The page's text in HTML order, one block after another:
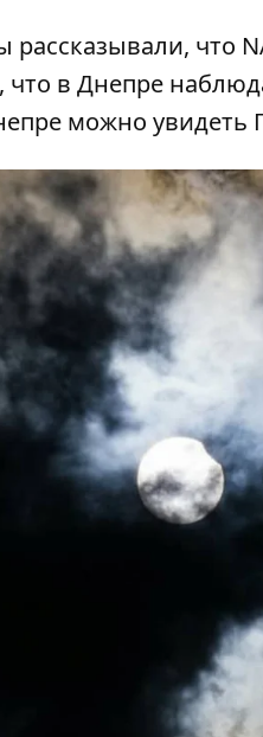
что
что в Днепре
можно увидеть